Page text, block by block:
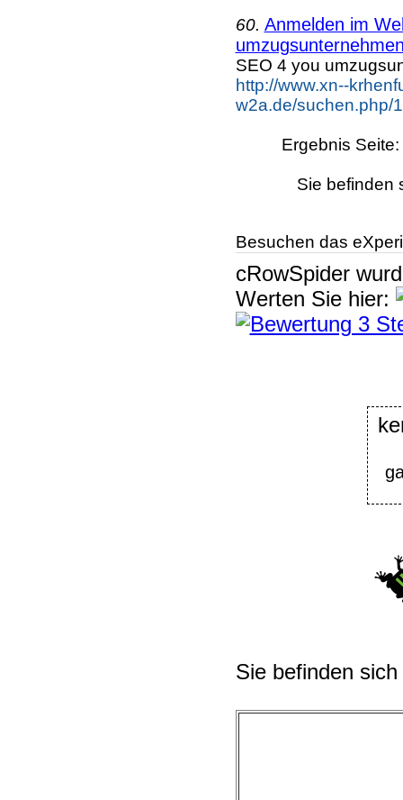
60. Anmelden im
SEO 4 you
http://www.xn--
w2a.de/suchen.php/
Ergebnis Seite:
Sie befinden
Besuchen das
cRowSpider
Werten Sie hier:
Sie befinden